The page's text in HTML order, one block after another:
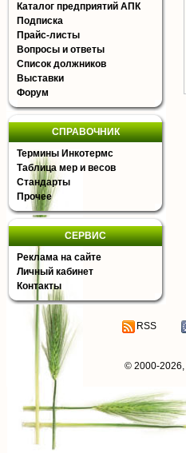
Каталог предприятий АПК
Подписка
Прайс-листы
Вопросы и ответы
Список должников
Выставки
Форум
СПРАВОЧНИК
Термины Инкотермс
Таблица мер и весов
Стандарты
Прочее
СЕРВИС
Реклама на сайте
Личный кабинет
Контакты
RSS
© 2000-2026,